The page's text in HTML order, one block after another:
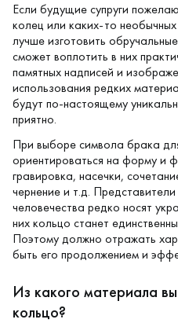
Если будущие супруги
колец или каких-то
лучше изготовить
сможет воплотить в них
памятных надписей и
использования редких
будут по-настоящему
приятно.
При выборе символа брака
ориентироваться на форму и
гравировка, насечки,
чернение и т.д.
человечества редко носят
них кольцо станет
Поэтому должно отражать
быть его продолжением и
Из какого материала
кольцо?